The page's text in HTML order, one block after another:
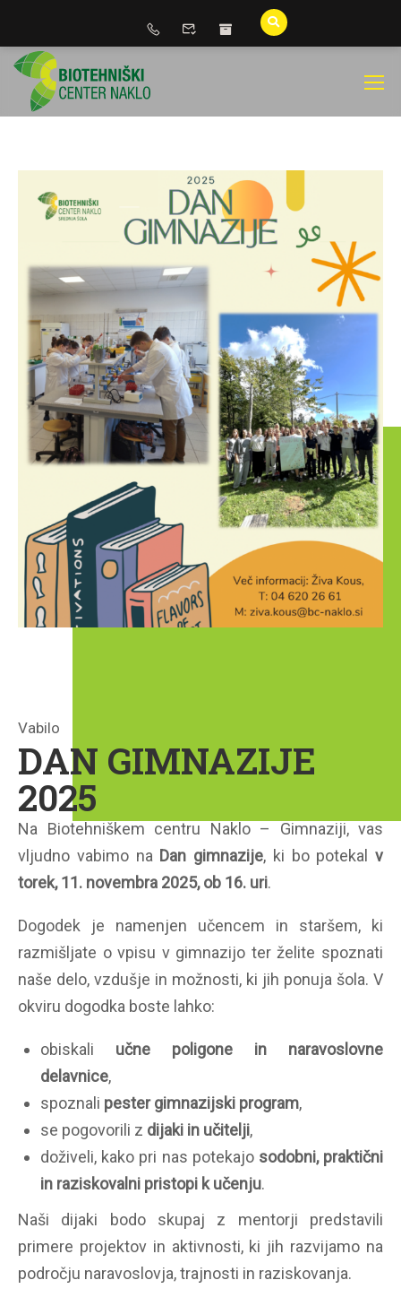
Vabilo
DAN GIMNAZIJE
2025
Na Biotehniškem centru Naklo – Gimnaziji, vas
vljudno vabimo na Dan gimnazije, ki bo potekal v
torek, 11. novembra 2025, ob 16. uri.
Dogodek je namenjen učencem in staršem, ki
razmišljate o vpisu v gimnazijo ter želite spoznati
naše delo, vzdušje in možnosti, ki jih ponuja šola. V
okviru dogodka boste lahko:
obiskali učne poligone in naravoslovne
delavnice,
spoznali pester gimnazijski program,
se pogovorili z dijaki in učitelji,
doživeli, kako pri nas potekajo sodobni, praktični
in raziskovalni pristopi k učenju.
Naši dijaki bodo skupaj z mentorji predstavili
primere projektov in aktivnosti, ki jih razvijamo na
področju naravoslovja, trajnosti in raziskovanja.